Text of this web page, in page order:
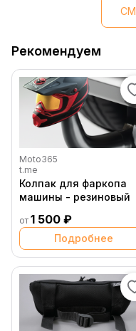
Рекомендуем
Moto365
t.me
Колпак для фаркопа
машины - резиновый
от 1 500 ₽
Подробнее